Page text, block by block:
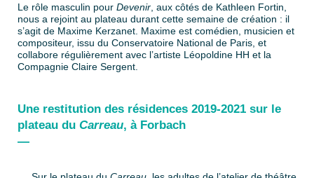
Le rôle masculin pour Devenir , aux côtés de Kathleen Fortin,
nous a rejoint au plateau durant cette semaine de création : il
s’agit de Maxime Kerzanet. Maxime est comédien, musicien et
compositeur, issu du Conservatoire National de Paris, et
collabore régulièrement avec l’artiste Léopoldine HH et la
Compagnie Claire Sergent.
Une restitution des résidences 2019-2021 sur le
plateau du Carreau, à Forbach
—